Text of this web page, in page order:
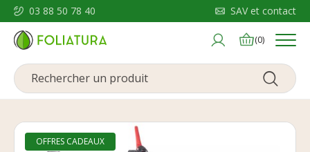
03 88 50 78 40 SAV et contact
(0) Menu
OFFRES CADEAUX